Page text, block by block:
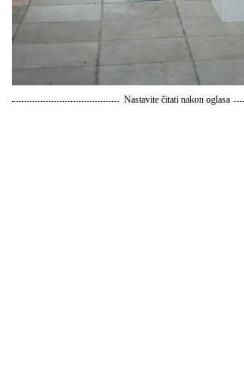
Nastavite čitati nakon oglasa